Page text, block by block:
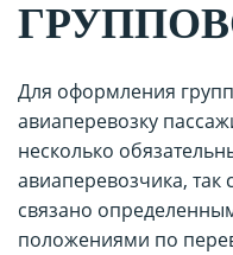
Для оформления
авиаперевозку
несколько
авиаперевозчика, так
связано
положениями по